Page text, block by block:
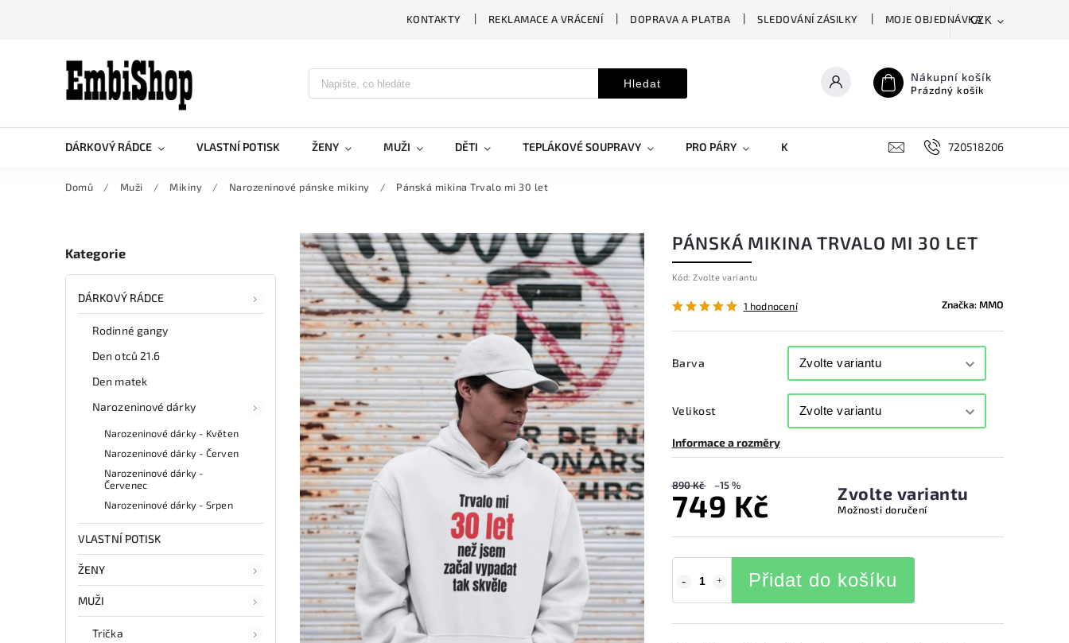
KONTAKTY REKLAMACE A VRÁCENÍ DOPRAVA A PLATBA SLEDOVÁNÍ ZÁSILKY MOJE OBJEDNÁVKACZK
Hledat Nákupní košík
Prázdný košík
DÁRKOVÝ RÁDCE VLASTNÍ POTISK ŽENY MUŽI DĚTI TEPLÁKOVÉ SOUPRAVY PRO PÁRY KRYTY NA MOBILY DOPLŇKY720518206
Domů / Muži / Mikiny / Narozeninové pánske mikiny / Pánská mikina Trvalo mi 30 let
Kategorie
DÁRKOVÝ RÁDCE
Rodinné gangy
Den otců 21.6
Den matek
Narozeninové dárky
Narozeninové dárky - Květen
Narozeninové dárky - Červen
Narozeninové dárky -
Červenec
Narozeninové dárky - Srpen
VLASTNÍ POTISK
ŽENY
MUŽI
Trička
PÁNSKÁ MIKINA TRVALO MI 30 LET
Kód: Zvolte variantu
1 hodnocení Značka:MMO
Barva
Velikost
Informace a rozměry
890 Kč –15 %
749 Kč Zvolte variantu
Možnosti doručení
Přidat do košíku